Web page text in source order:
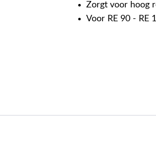
Zorgt voor hoog
Voor RE 90 - RE